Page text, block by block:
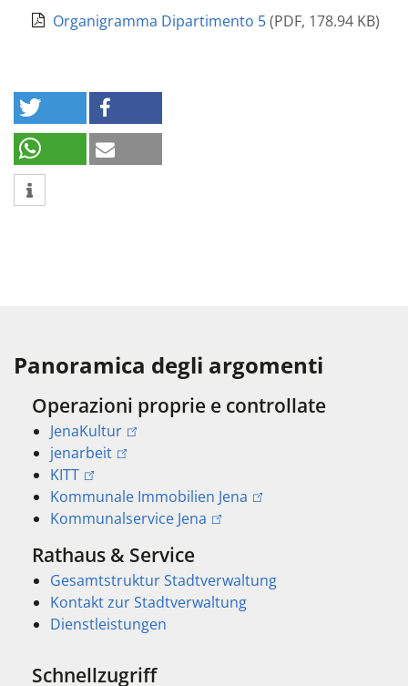
Organigramma Dipartimento 5(PDF, 178.94 KB)
Panoramica degli argomenti
Operazioni proprie e controllate
JenaKultur
jenarbeit
KITT
Kommunale Immobilien Jena
Kommunalservice Jena
Rathaus & Service
Gesamtstruktur Stadtverwaltung
Kontakt zur Stadtverwaltung
Dienstleistungen
Schnellzugriff